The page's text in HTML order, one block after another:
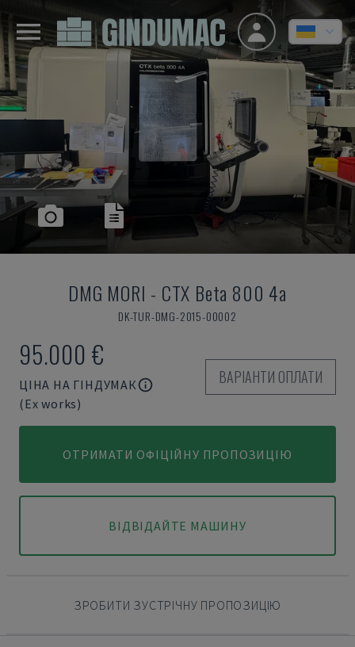
DMG MORI - CTX Beta 800 4a
DK-TUR-DMG-2015-00002
95.000 €
ЦІНА НА ГІНДУМАК
(Ex works)
ВАРІАНТИ ОПЛАТИ
ОТРИМАТИ ОФІЦІЙНУ ПРОПОЗИЦІЮ
ВІДВІДАЙТЕ МАШИНУ
ЗРОБИТИ ЗУСТРІЧНУ ПРОПОЗИЦІЮ